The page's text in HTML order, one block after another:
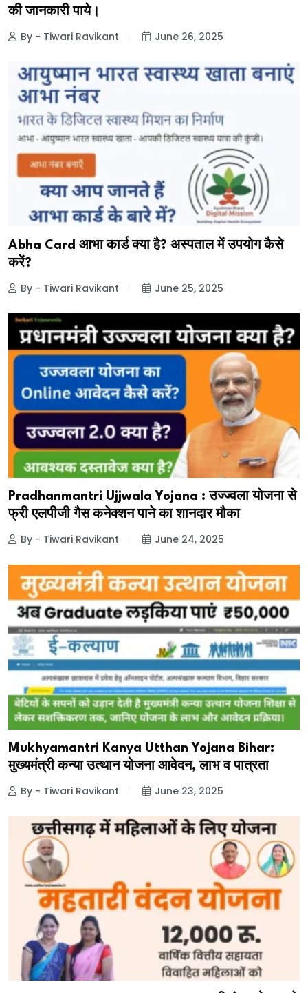
की जानकारी पाये।
By - Tiwari Ravikant June 26, 2025
Abha Card आभा कार्ड क्या है? अस्पताल में उपयोग कैसे
करें?
By - Tiwari Ravikant June 25, 2025
Pradhanmantri Ujjwala Yojana : उज्ज्वला योजना से
फ्री एलपीजी गैस कनेक्शन पाने का शानदार मौका
By - Tiwari Ravikant June 24, 2025
Mukhyamantri Kanya Utthan Yojana Bihar:
मुख्यमंत्री कन्या उत्थान योजना आवेदन, लाभ व पात्रता
By - Tiwari Ravikant June 23, 2025